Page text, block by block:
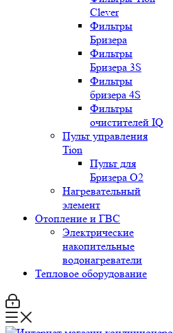
Clever
Фильтры
Бризера
Фильтры
Бризера 3S
Фильтры
бризера 4S
Фильтры
очистителей IQ
Пульт управления
Tion
Пульт для
Бризера O2
Нагревательный
элемент
Отопление и ГВС
Электрические
накопительные
водонагреватели
Тепловое оборудование